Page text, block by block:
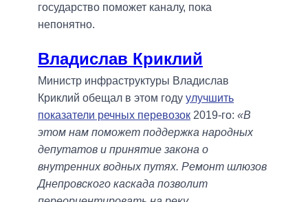
государство поможет каналу, пока
непонятно.
Владислав Криклий
Министр инфраструктуры Владислав
Криклий обещал в этом году улучшить
показатели речных перевозок 2019-го: «В
этом нам поможет поддержка народных
депутатов и принятие закона о
внутренних водных путях. Ремонт шлюзов
Днепровского каскада позволит